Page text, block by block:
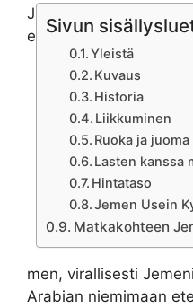
Sivun
Yleistä
Kuvaus
Historia
Liikkuminen
Ruoka ja juoma
Lasten kanssa
Hintataso
Jemen Usein
Matkakohteen
J
e
men, virallisesti
Arabian niemimaan